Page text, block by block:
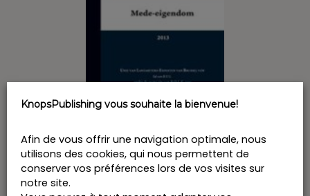
KnopsPublishing vous souhaite la bienvenue!
Afin de vous offrir une navigation optimale, nous
utilisons des cookies, qui nous permettent de
conserver vos préférences lors de vos visites sur
notre site.